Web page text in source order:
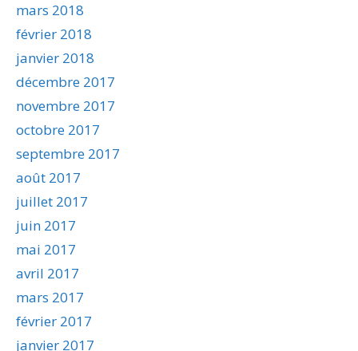
mars 2018
février 2018
janvier 2018
décembre 2017
novembre 2017
octobre 2017
septembre 2017
août 2017
juillet 2017
juin 2017
mai 2017
avril 2017
mars 2017
février 2017
janvier 2017